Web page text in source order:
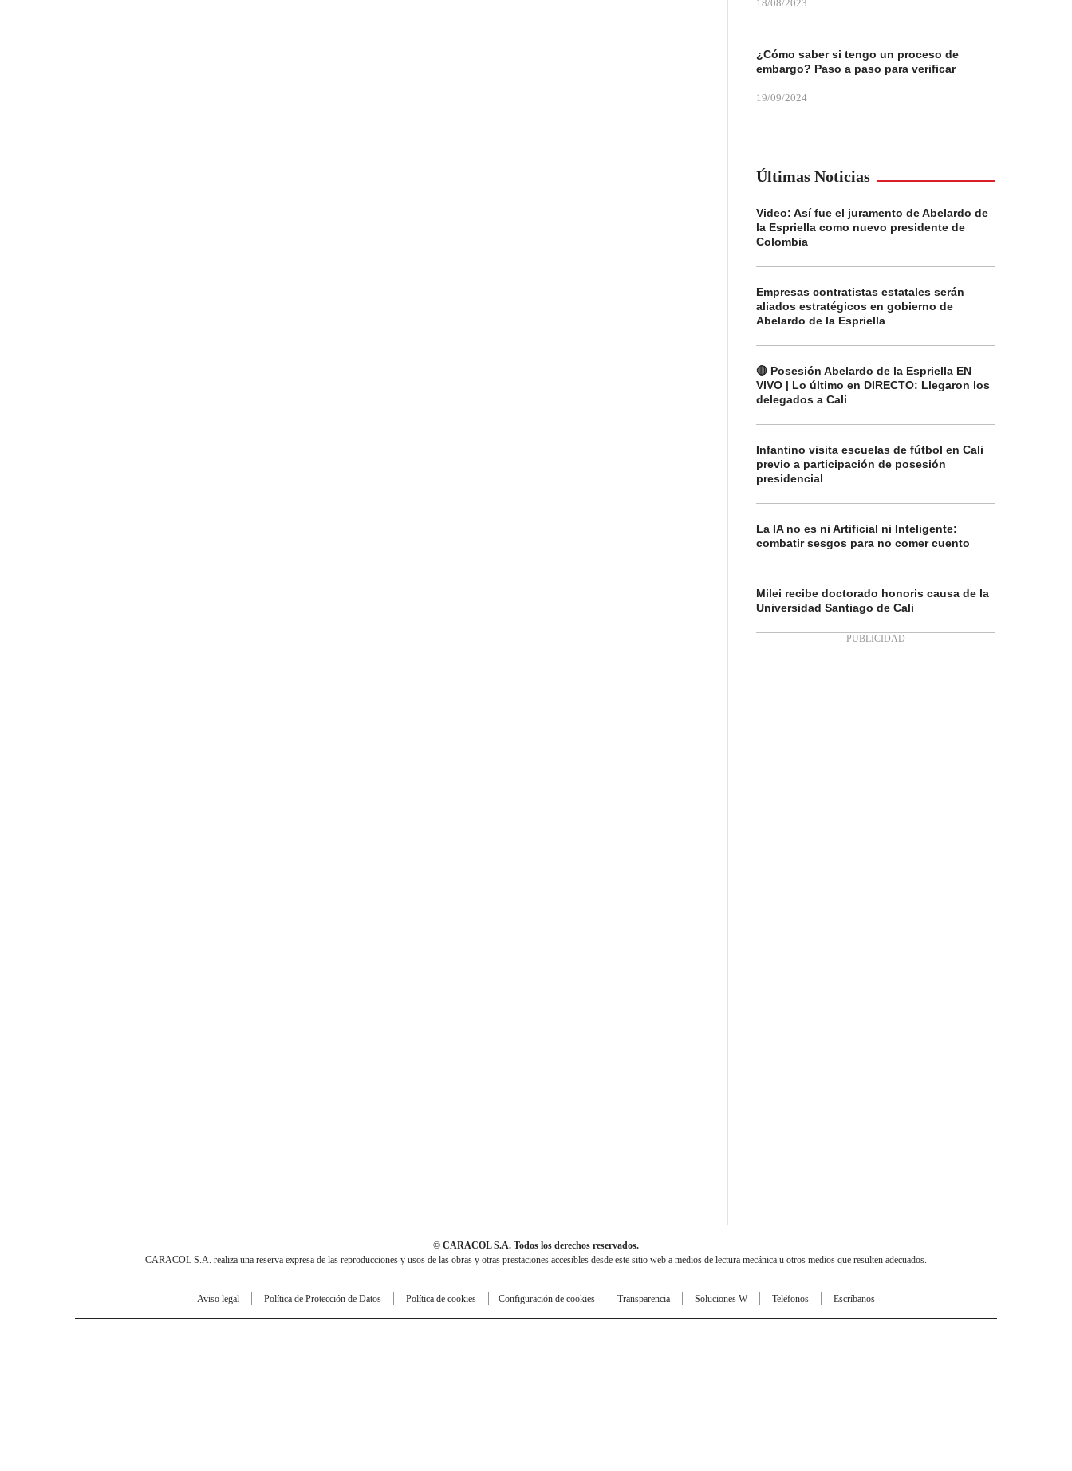
18/08/2023
¿Cómo saber si tengo un proceso de
embargo? Paso a paso para verificar
19/09/2024
Últimas Noticias
Video: Así fue el juramento de Abelardo de
la Espriella como nuevo presidente de
Colombia
Empresas contratistas estatales serán
aliados estratégicos en gobierno de
Abelardo de la Espriella
🔴 Posesión Abelardo de la Espriella EN
VIVO | Lo último en DIRECTO: Llegaron los
delegados a Cali
Infantino visita escuelas de fútbol en Cali
previo a participación de posesión
presidencial
La IA no es ni Artificial ni Inteligente:
combatir sesgos para no comer cuento
Milei recibe doctorado honoris causa de la
Universidad Santiago de Cali
© CARACOL S.A. Todos los derechos reservados.
CARACOL S.A. realiza una reserva expresa de las reproducciones y usos de las obras y otras prestaciones accesibles desde este sitio web a medios de lectura mecánica u otros medios que resulten adecuados.
Aviso legal Política de Protección de Datos Política de cookies Configuración de cookies Transparencia Soluciones W Teléfonos Escríbanos